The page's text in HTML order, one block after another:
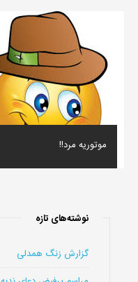
موتوریه مرد!!
نوشته‌های تازه
گزارش زنگ همدلی